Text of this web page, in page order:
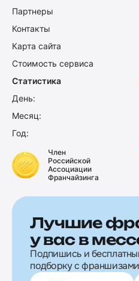
Партнеры
Контакты
Карта сайта
Стоимость сервиса
Статистика
День:
Месяц:
Год:
Член
Российской
Ассоциации
Франчайзинга
Лучшие
у вас в
Подпишись и
подборку с